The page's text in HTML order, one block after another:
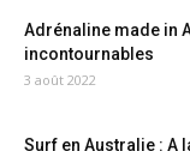
Adrénaline made in
incontournables
3 août 2022
Surf en Australie : A